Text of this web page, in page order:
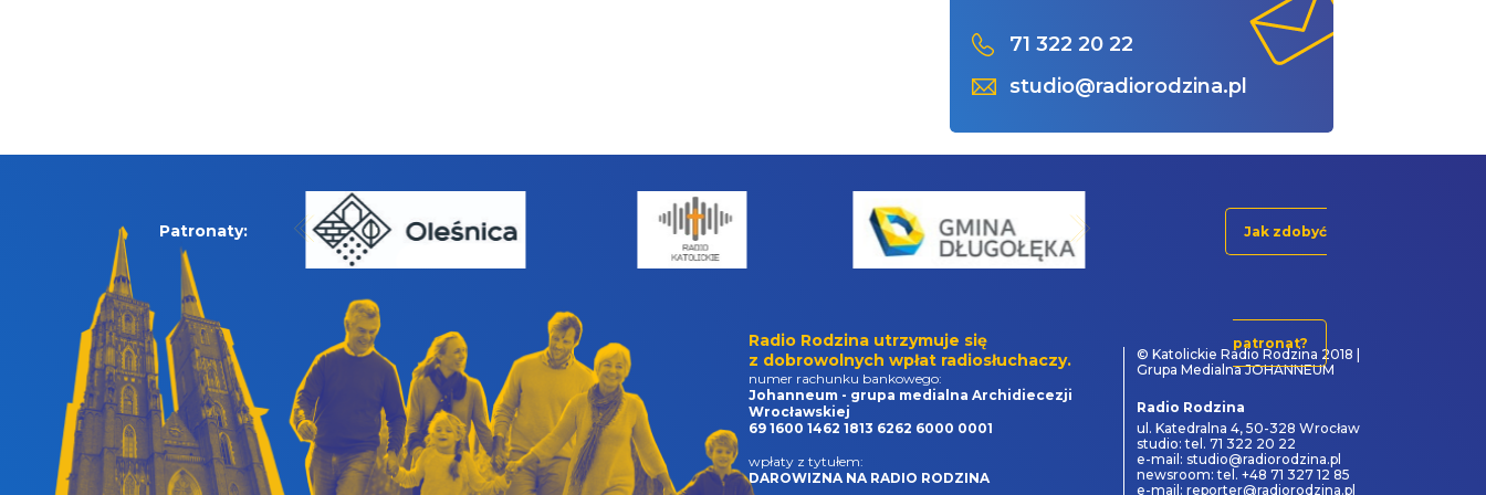
71 322 20 22
studio@radiorodzina.pl
Patronaty: Jak zdobyć
patronat?
Radio Rodzina utrzymuje się
z dobrowolnych wpłat radiosłuchaczy.
numer rachunku bankowego:
Johanneum - grupa medialna Archidiecezji
Wrocławskiej
69 1600 1462 1813 6262 6000 0001
wpłaty z tytułem:
DAROWIZNA NA RADIO RODZINA
© Katolickie Radio Rodzina 2018 |
Grupa Medialna JOHANNEUM
Radio Rodzina
ul. Katedralna 4, 50-328 Wrocław
studio: tel. 71 322 20 22
e-mail: studio@radiorodzina.pl
newsroom: tel. +48 71 327 12 85
e-mail: reporter@radiorodzina.pl